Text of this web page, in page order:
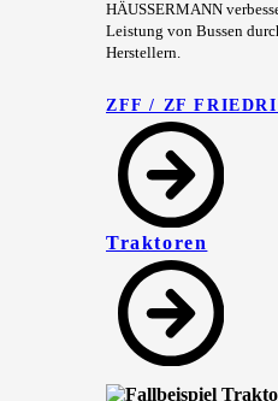
HÄUSSERMANN
Leistung von Bussen
Herstellern.
ZFF / ZF
Traktoren